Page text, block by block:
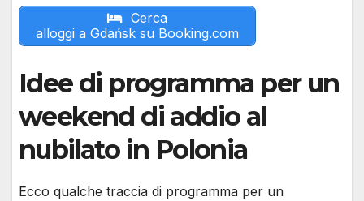
Cerca
alloggi a Gdańsk su Booking.com
Idee di programma per un
weekend di addio al
nubilato in Polonia
Ecco qualche traccia di programma per un